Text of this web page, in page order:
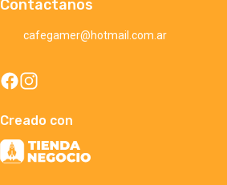
Contactanos
cafegamer@hotmail.com.ar
Creado con